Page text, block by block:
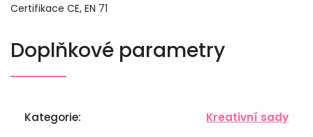
Certifikace CE, EN 71
Doplňkové parametry
Kategorie: Kreativní sady